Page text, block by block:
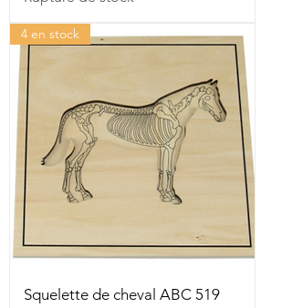
4 en stock
Squelette de cheval ABC 519